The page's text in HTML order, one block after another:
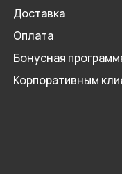
Доставка
Оплата
Бонусная
Корпоративным